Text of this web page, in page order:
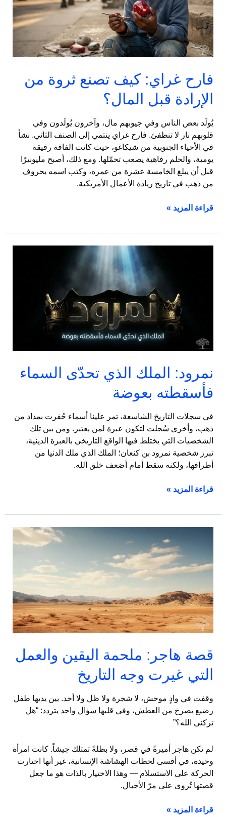
فارح غراي: كيف تصنع ثروة من
الإرادة قبل المال؟
يُولَد بعض الناس وفي جيوبهم مال، وآخرون يُولَدون وفي
قلوبهم نار لا تنطفئ. فارح غراي ينتمي إلى الصنف الثاني. نشأ
في الأحياء الجنوبية من شيكاغو، حيث كانت الفاقة رفيقة
يومية، والحلم رفاهية يصعب تحمّلها. ومع ذلك، أصبح مليونيرًا
قبل أن يبلغ الخامسة عشرة من عمره، وكتب اسمه بحروف
من ذهب في تاريخ ريادة الأعمال الأمريكية.
ثروة
من
الإرادة
قبل
المال؟
قراءة المزيد »
نمرود: الملك الذي تحدّى السماء
فأسقطته بعوضة
في سجلات التاريخ الشاسعة، تمر علينا أسماء حُفرت بمداد من
ذهب، وأخرى سُجلت لتكون عبرة لمن يعتبر. ومن بين تلك
الشخصيات التي يختلط فيها الواقع التاريخي بالعبرة الدينية،
تبرز شخصية نمرود بن كنعان؛ الملك الذي ملك الدنيا من
أطرافها، ولكنه سقط أمام أضعف خلق الله.
قراءة المزيد »
قصة هاجر: ملحمة اليقين والعمل
التي غيرت وجه التاريخ
وقفت في وادٍ موحش، لا شجرة ولا ظل ولا أحد. بين يديها طفل
رضيع يصرخ من العطش، وفي قلبها سؤال واحد يتردد: “هل
تركني الله؟”
لم تكن هاجر أميرةً في قصر، ولا بطلةً تمتلك جيشاً. كانت امرأة
وحيدة، في أقسى لحظات الهشاشة الإنسانية، غير أنها اختارت
الحركة على الاستسلام — وهذا الاختيار بالذات هو ما جعل
قصتها تُروى على مرّ الأجيال.
اليقين
التي
غيرت
وجه
التاريخ
قراءة المزيد »